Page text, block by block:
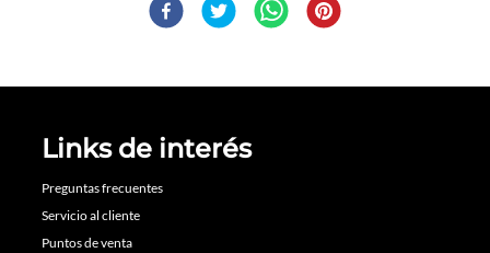
Links de interés
Preguntas frecuentes
Servicio al cliente
Puntos de venta